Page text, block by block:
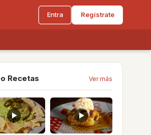
Entra Regístrate
Recetas Ver más